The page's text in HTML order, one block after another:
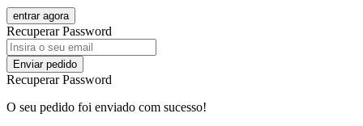
entrar agora
Recuperar Password
Enviar pedido
Recuperar Password
O seu pedido foi enviado com sucesso!